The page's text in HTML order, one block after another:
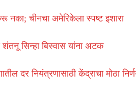
नका; चीनचा अमेरिकेला स्पष्ट इशारा
शंतनू सिन्हा बिस्वास यांना अटक
दर नियंत्रणासाठी केंद्राचा मोठा